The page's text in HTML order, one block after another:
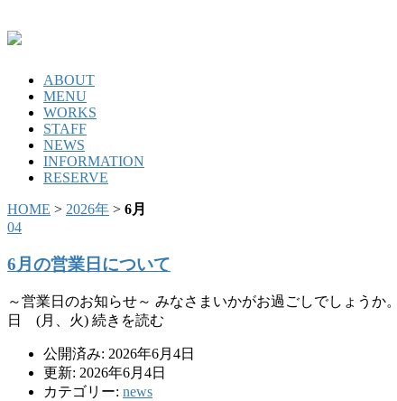
ABOUT
MENU
WORKS
STAFF
NEWS
INFORMATION
RESERVE
HOME > 2026年 > 6月
04
6月の営業日について
～営業日のお知らせ～ みなさまいかがお過ごしでしょう
日 (月、火) 続きを読む
公開済み: 2026年6月4日
更新: 2026年6月4日
カテゴリー: news